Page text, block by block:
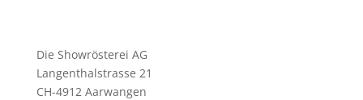
Die Showrösterei AG
Langenthalstrasse 21
CH-4912 Aarwangen